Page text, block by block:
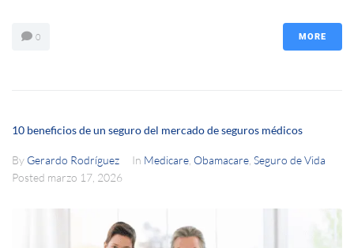
0 MORE
10 beneficios de un seguro del mercado de seguros médicos
By Gerardo Rodríguez In Medicare Obamacare Seguro de Vida
Posted marzo 17, 2026